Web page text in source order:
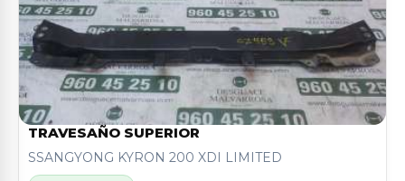
TRAVESAÑO SUPERIOR
SSANGYONG KYRON 200 XDI LIMITED